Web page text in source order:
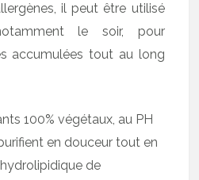
il peut être utilisé
le soir, pour
accumulées tout au long
100% végétaux, au PH
en douceur tout en
de